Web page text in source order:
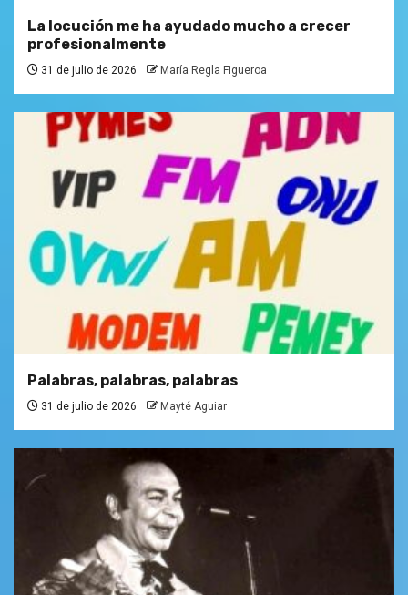
La locución me ha ayudado mucho a crecer
profesionalmente
31 de julio de 2026 María Regla Figueroa
Palabras, palabras, palabras
31 de julio de 2026 Mayté Aguiar